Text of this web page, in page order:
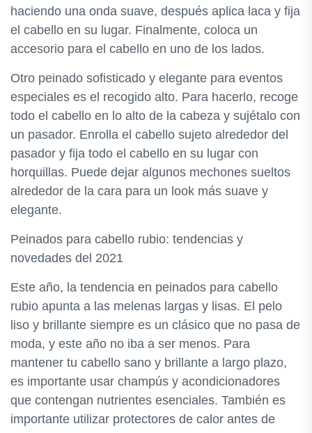
haciendo una onda suave, después aplica laca y fija
el cabello en su lugar. Finalmente, coloca un
accesorio para el cabello en uno de los lados.
Otro peinado sofisticado y elegante para eventos
especiales es el recogido alto. Para hacerlo, recoge
todo el cabello en lo alto de la cabeza y sujétalo con
un pasador. Enrolla el cabello sujeto alrededor del
pasador y fija todo el cabello en su lugar con
horquillas. Puede dejar algunos mechones sueltos
alrededor de la cara para un look más suave y
elegante.
Peinados para cabello rubio: tendencias y
novedades del 2021
Este año, la tendencia en peinados para cabello
rubio apunta a las melenas largas y lisas. El pelo
liso y brillante siempre es un clásico que no pasa de
moda, y este año no iba a ser menos. Para
mantener tu cabello sano y brillante a largo plazo,
es importante usar champús y acondicionadores
que contengan nutrientes esenciales. También es
importante utilizar protectores de calor antes de